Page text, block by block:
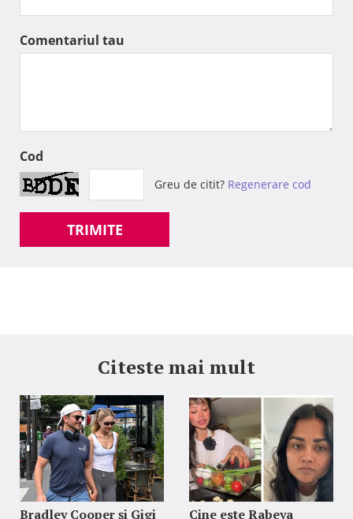
Comentariul tau
Cod
Greu de citit? Regenerare cod
TRIMITE
Citeste mai mult
Bradley Cooper și Gigi Cine este Rabeya